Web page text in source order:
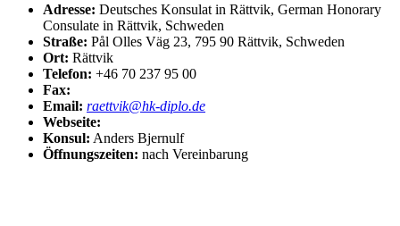
Adresse: Deutsches Konsulat in Rättvik, German Honorary
Consulate in Rättvik, Schweden
Straße: Pål Olles Väg 23, 795 90 Rättvik, Schweden
Ort: Rättvik
Telefon: +46 70 237 95 00
Fax:
Email: raettvik@hk-diplo.de
Webseite:
Konsul: Anders Bjernulf
Öffnungszeiten: nach Vereinbarung